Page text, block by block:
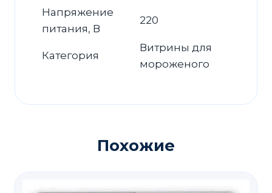
Напряжение
питания, В
220
Категория
Витрины для
мороженого
Похожие